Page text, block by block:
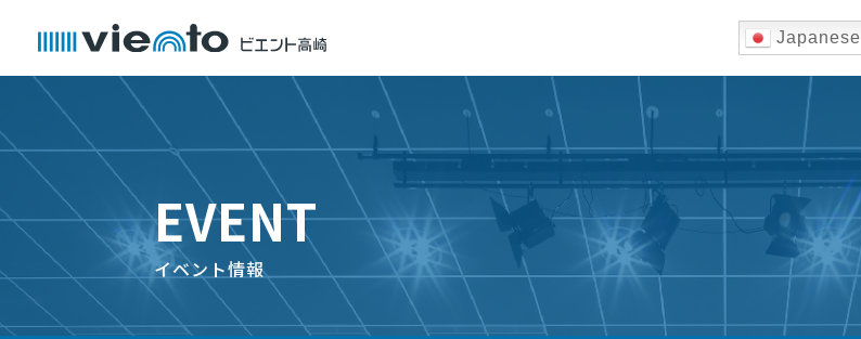
Japanese
EVENT
イベント情報